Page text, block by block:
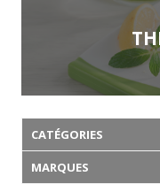
CATÉGORIES
MARQUES